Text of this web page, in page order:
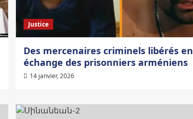
Justice
Des mercenaires criminels libérés en
échange des prisonniers arméniens
14 janvier, 2026